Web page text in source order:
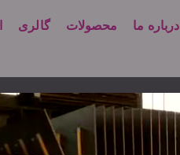
درباره ما محصولات گالری